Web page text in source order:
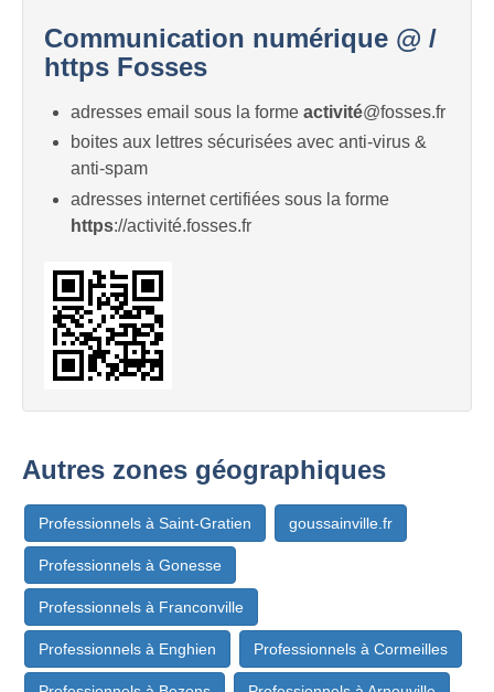
Communication numérique @ /
https Fosses
adresses email sous la forme activité@fosses.fr
boites aux lettres sécurisées avec anti-virus &
anti-spam
adresses internet certifiées sous la forme
https://activité.fosses.fr
Autres zones géographiques
Professionnels à Saint-Gratien goussainville.fr
Professionnels à Gonesse
Professionnels à Franconville
Professionnels à Enghien Professionnels à Cormeilles